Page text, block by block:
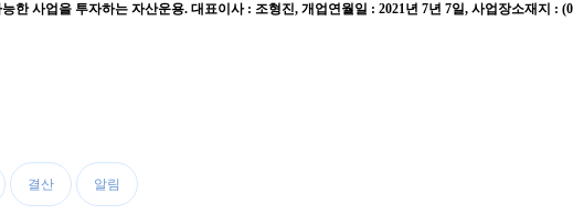
한 사업을 투자하는 자산운용. 대표이사 : 조형진, 개업연월일 : 2021년 7년 7일, 사업장소재지 :
결산 알림